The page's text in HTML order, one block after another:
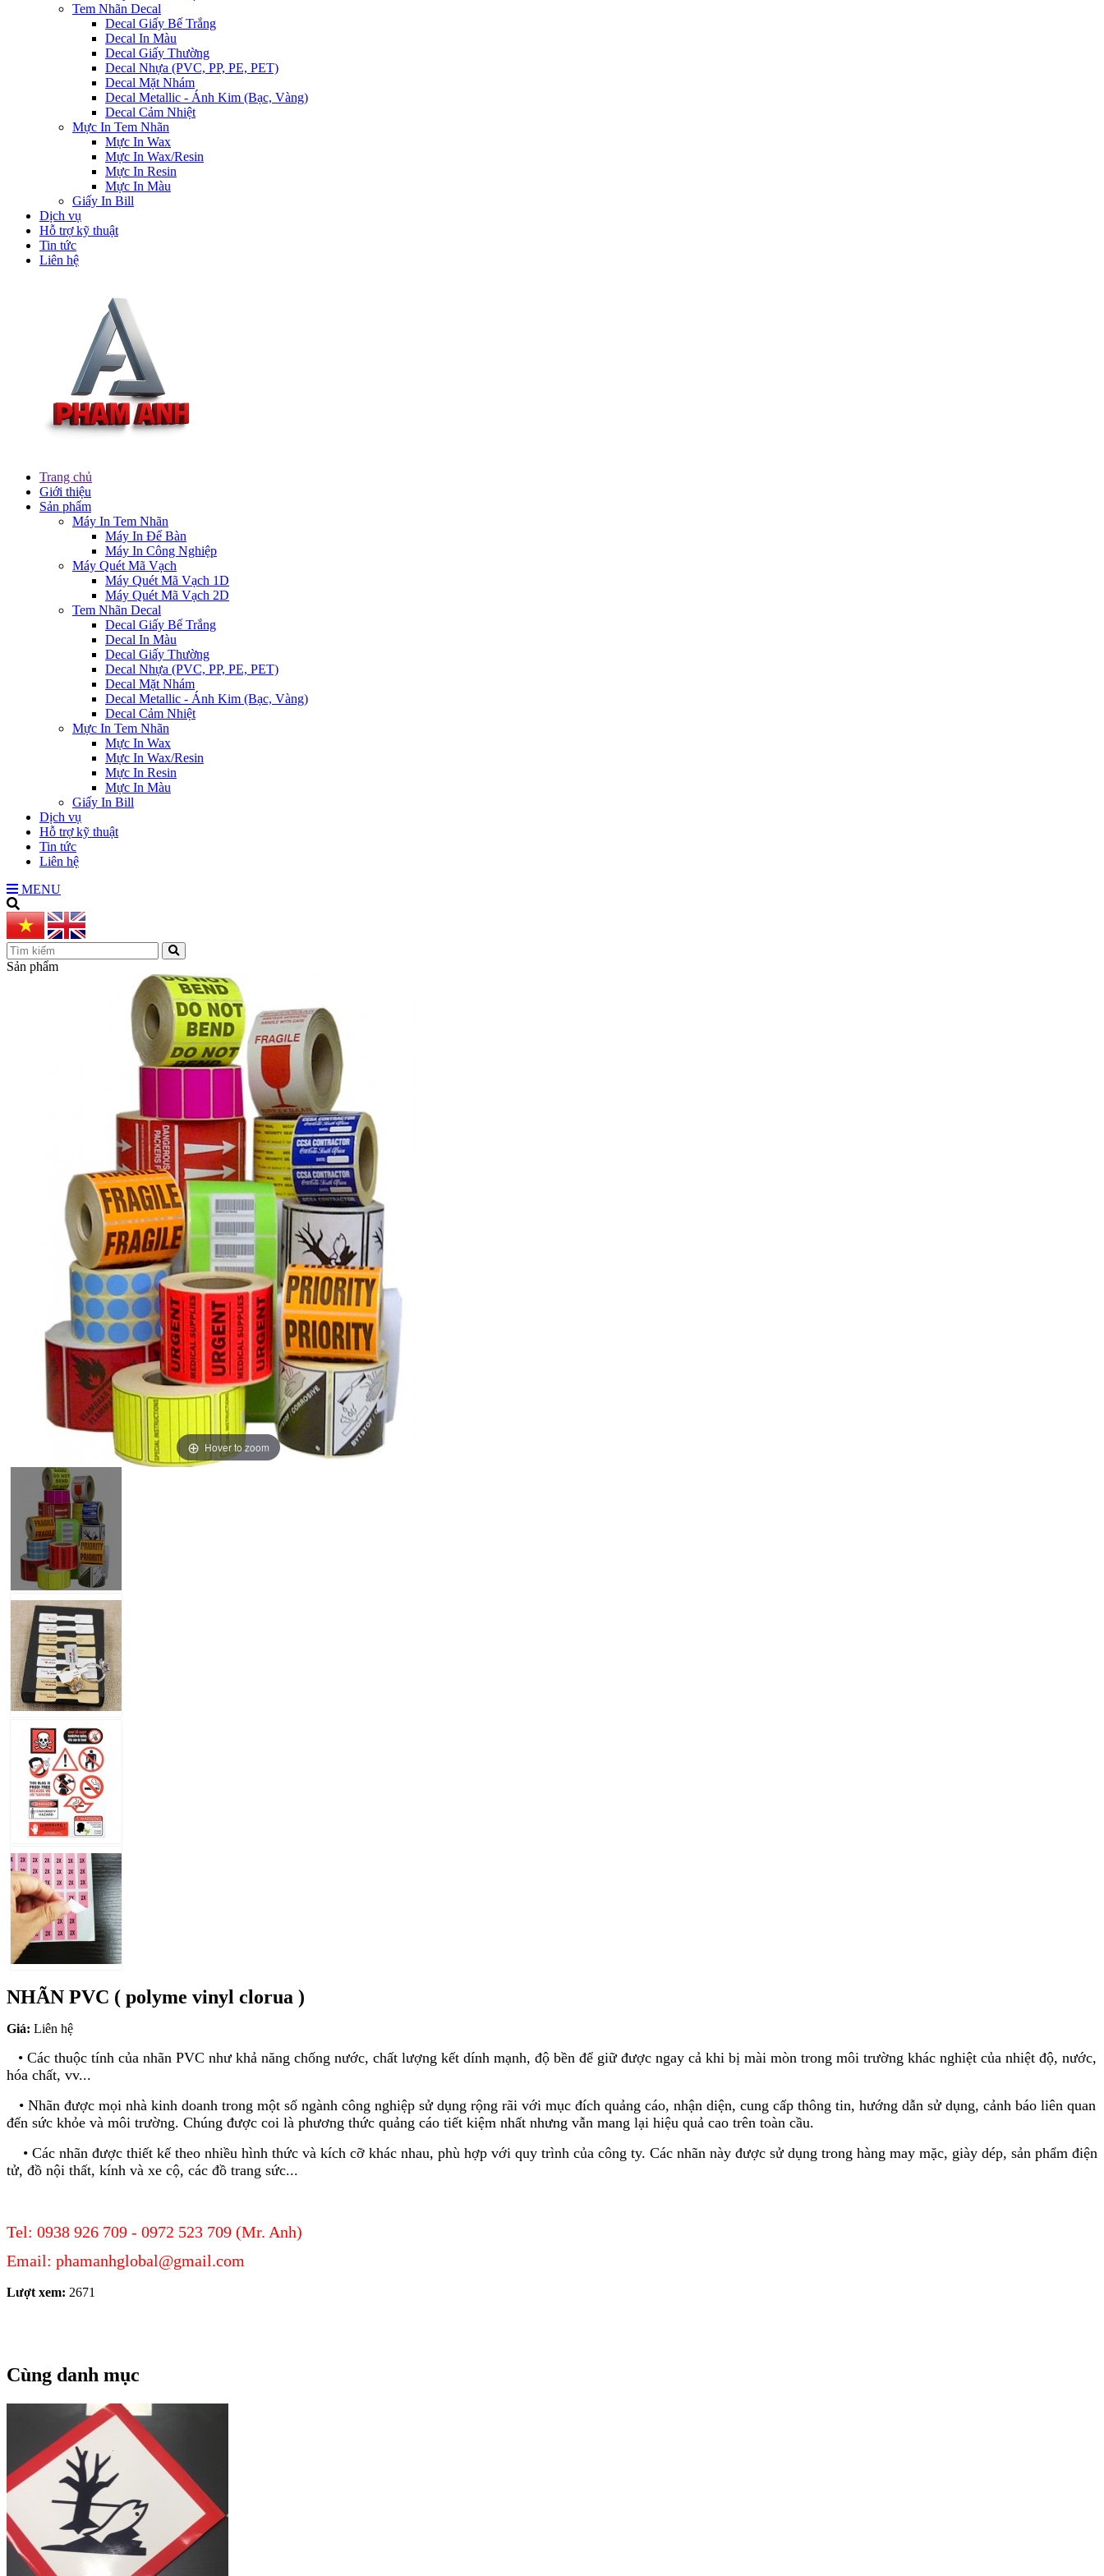
Tem Nhãn Decal
Decal Giấy Bế Trắng
Decal In Màu
Decal Giấy Thường
Decal Nhựa (PVC, PP, PE, PET)
Decal Mặt Nhám
Decal Metallic - Ánh Kim (Bạc, Vàng)
Decal Cảm Nhiệt
Mực In Tem Nhãn
Mực In Wax
Mực In Wax/Resin
Mực In Resin
Mực In Màu
Giấy In Bill
Dịch vụ
Hỗ trợ kỹ thuật
Tin tức
Liên hệ
Trang chủ
Giới thiệu
Sản phẩm
Máy In Tem Nhãn
Máy In Để Bàn
Máy In Công Nghiệp
Máy Quét Mã Vạch
Máy Quét Mã Vạch 1D
Máy Quét Mã Vạch 2D
Tem Nhãn Decal
Decal Giấy Bế Trắng
Decal In Màu
Decal Giấy Thường
Decal Nhựa (PVC, PP, PE, PET)
Decal Mặt Nhám
Decal Metallic - Ánh Kim (Bạc, Vàng)
Decal Cảm Nhiệt
Mực In Tem Nhãn
Mực In Wax
Mực In Wax/Resin
Mực In Resin
Mực In Màu
Giấy In Bill
Dịch vụ
Hỗ trợ kỹ thuật
Tin tức
Liên hệ
MENU
Sản phẩm
Hover to zoom
NHÃN PVC ( polyme vinyl clorua )
Giá: Liên hệ
• Các thuộc tính của nhãn PVC như khả năng chống nước, chất lượng kết dính mạnh, độ bền để giữ được ngay cả khi bị mài mòn trong môi trường khác nghiệt của nhiệt độ, nước,
hóa chất, vv...
• Nhãn được mọi nhà kinh doanh trong một số ngành công nghiệp sử dụng rộng rãi với mục đích quảng cáo, nhận diện, cung cấp thông tin, hướng dẫn sử dụng, cảnh báo liên quan
đến sức khỏe và môi trường. Chúng được coi là phương thức quảng cáo tiết kiệm nhất nhưng vẫn mang lại hiệu quả cao trên toàn cầu.
• Các nhãn được thiết kế theo nhiều hình thức và kích cỡ khác nhau, phù hợp với quy trình của công ty. Các nhãn này được sử dụng trong hàng may mặc, giày dép, sản phẩm điện
tử, đồ nội thất, kính và xe cộ, các đồ trang sức...
Tel: 0938 926 709 - 0972 523 709 (Mr. Anh)
Email: phamanhglobal@gmail.com
Lượt xem: 2671
Cùng danh mục